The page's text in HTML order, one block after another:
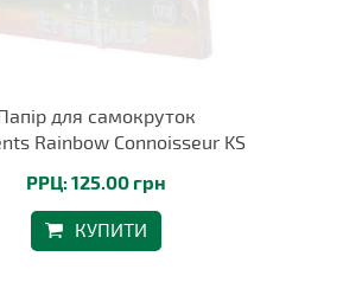
для самокруток
Rainbow Connoisseur KS
РРЦ: 125.00 грн
КУПИТИ